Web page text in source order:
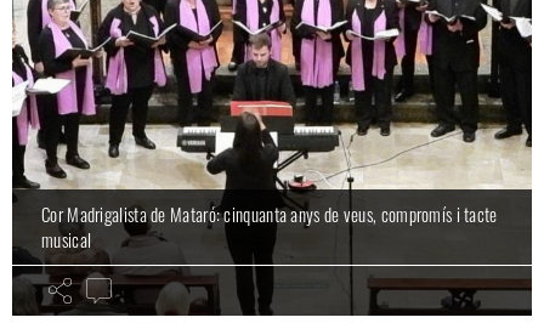
Cor Madrigalista de Mataró: cinquanta anys de veus, compromís i tacte
musical